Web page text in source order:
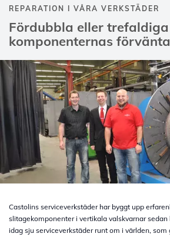
REPARATION I VÅRA VERKSTÄDER
Fördubbla eller trefaldiga
komponenternas
Castolins serviceverkstäder har byggt upp
slitagekomponenter i vertikala valskvarnar
idag sju serviceverkstäder runt om i världen,